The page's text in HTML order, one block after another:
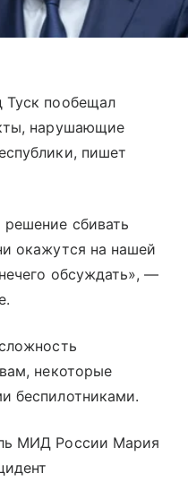
Туск пообещал
нарушающие
пишет
сбивать
окажутся на нашей
обсуждать», —
некоторые
беспилотниками.
МИД России Мария